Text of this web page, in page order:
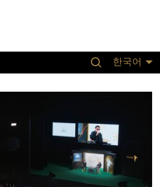
한국어